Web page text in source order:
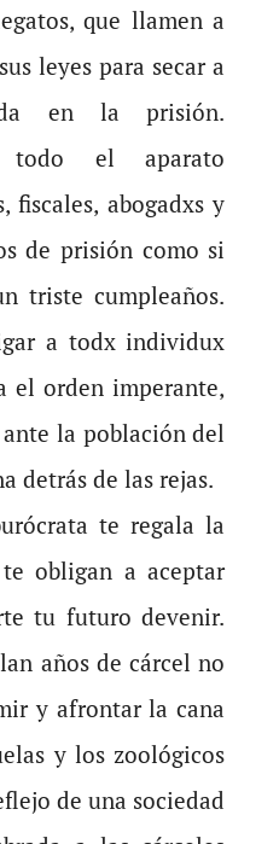
que llamen a
leyes para secar a
en la prisión.
todo el aparato
fiscales, abogadxs y
de prisión como si
triste cumpleaños.
a todx individux
el orden imperante,
la población del
detrás de las rejas.
te regala la
obligan a aceptar
tu futuro devenir.
años de cárcel no
y afrontar la cana
y los zoológicos
de una sociedad